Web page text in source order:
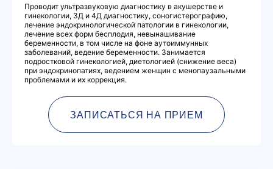
Проводит ультразвуковую диагностику в акушерстве и
гинекологии, 3Д и 4Д диагностику, соногистерографию,
лечение эндокринологической патологии в гинекологии,
лечение всех форм бесплодия, невынашивание
беременности, в том числе на фоне аутоиммунных
заболеваний, ведение беременности. Занимается
подростковой гинекологией, диетологией (снижение веса)
при эндокринопатиях, ведением женщин с менопаузальными
проблемами и их коррекция.
ЗАПИСАТЬСЯ НА ПРИЕМ